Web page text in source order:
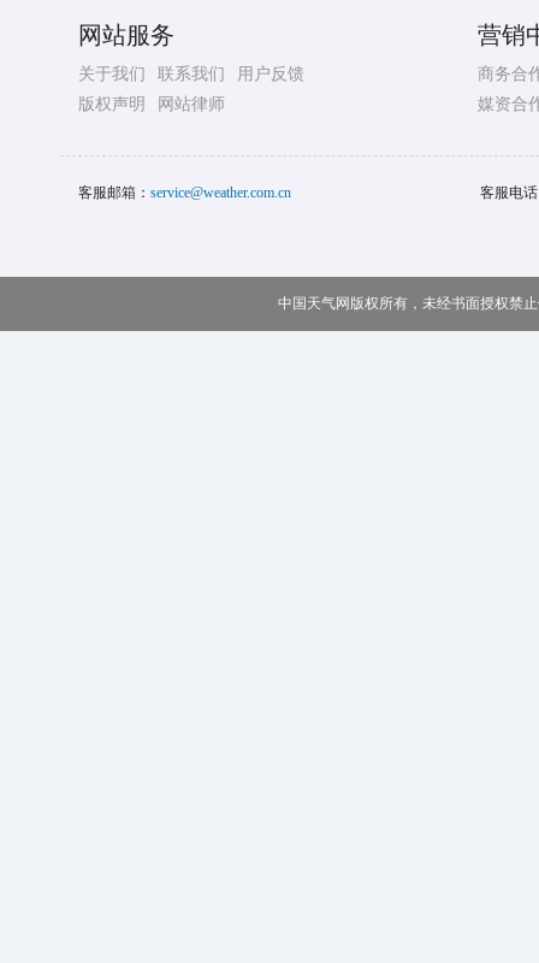
网站服务
关于我们 联系我们
用户反馈
版权声明
网站律师
营销
商务合
媒资合
客服邮箱： service@weather.com.cn 客服电
中国天气网版权所有，未经书面授权